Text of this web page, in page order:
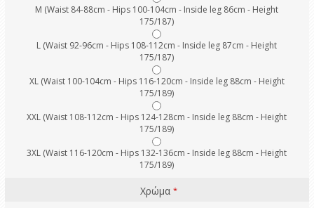
M (Waist 84-88cm - Hips 100-104cm - Inside leg 86cm - Height
175/187)
L (Waist 92-96cm - Hips 108-112cm - Inside leg 87cm - Height
175/187)
XL (Waist 100-104cm - Hips 116-120cm - Inside leg 88cm - Height
175/189)
XXL (Waist 108-112cm - Hips 124-128cm - Inside leg 88cm - Height
175/189)
3XL (Waist 116-120cm - Hips 132-136cm - Inside leg 88cm - Height
175/189)
Χρώμα*